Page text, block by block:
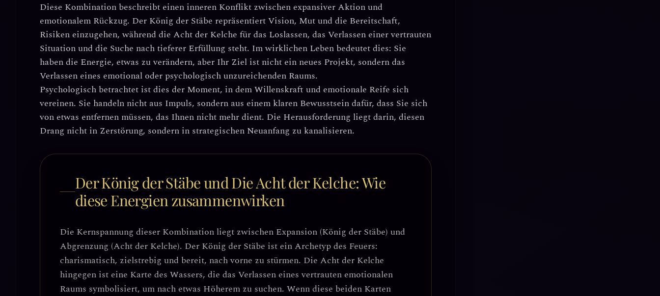
Diese Kombination beschreibt einen inneren Konflikt zwischen expansiver Aktion und
emotionalem Rückzug. Der König der Stäbe repräsentiert Vision, Mut und die Bereitschaft,
Risiken einzugehen, während die Acht der Kelche für das Loslassen, das Verlassen einer vertrauten
Situation und die Suche nach tieferer Erfüllung steht. Im wirklichen Leben bedeutet dies: Sie
haben die Energie, etwas zu verändern, aber Ihr Ziel ist nicht ein neues Projekt, sondern das
Verlassen eines emotional oder psychologisch unzureichenden Raums.
Psychologisch betrachtet ist dies der Moment, in demWillenskraft und emotionale Reife sich
vereinen. Sie handeln nicht aus Impuls, sondern aus einem klaren Bewusstsein dafür, dass Sie sich
von etwas entfernen müssen, das Ihnen nicht mehr dient. Die Herausforderung liegt darin, diesen
Drang nicht in Zerstörung, sondern in strategischen Neuanfang zu kanalisieren.
Der König der Stäbe und Die Acht der Kelche: Wie
diese Energien zusammenwirken
Die Kernspannung dieser Kombination liegt zwischen Expansion (König der Stäbe) und
Abgrenzung (Acht der Kelche). Der König der Stäbe ist ein Archetyp des Feuers:
charismatisch, zielstrebig und bereit, nach vorne zu stürmen. Die Acht der Kelche
hingegen ist eine Karte des Wassers, die das Verlassen eines vertrauten emotionalen
Raums symbolisiert, um nach etwas Höherem zu suchen. Wenn diese beiden Karten